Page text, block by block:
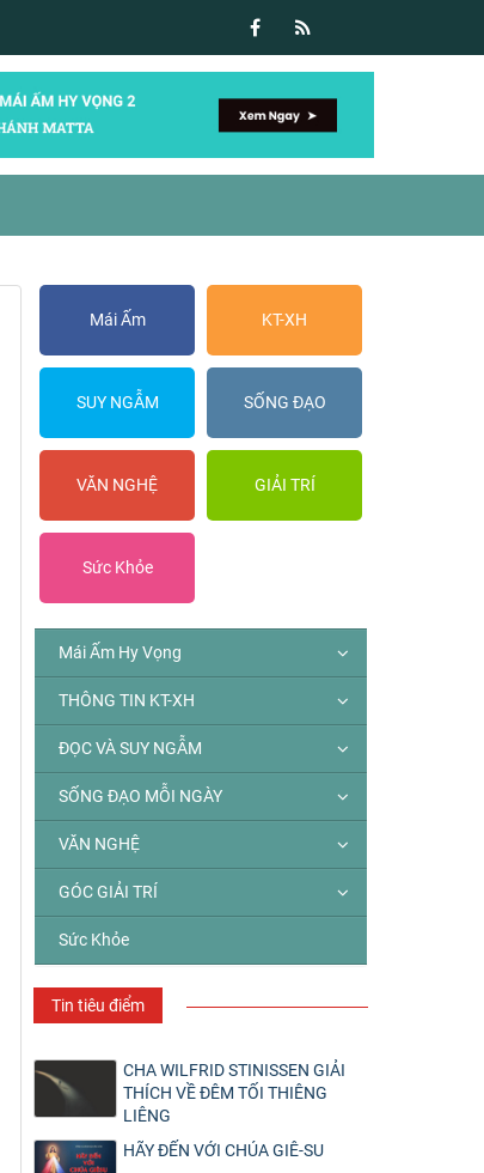
Mái Ấm KT-XH
SUY NGẪM SỐNG ĐẠO
VĂN NGHỆ GIẢI TRÍ
Sức Khỏe
Mái Ấm Hy Vọng
THÔNG TIN KT-XH
ĐỌC VÀ SUY NGẪM
SỐNG ĐẠO MỖI NGÀY
VĂN NGHỆ
GÓC GIẢI TRÍ
Sức Khỏe
Tin tiêu điểm
CHA WILFRID STINISSEN GIẢI
THÍCH VỀ ĐÊM TỐI THIÊNG
LIÊNG
HÃY ĐẾN VỚI CHÚA GIÊ-SU